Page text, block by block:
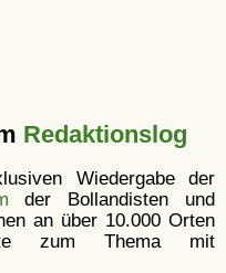
Redaktionslog
Wiedergabe der
der Bollandisten und
an über 10.000 Orten
zum Thema mit